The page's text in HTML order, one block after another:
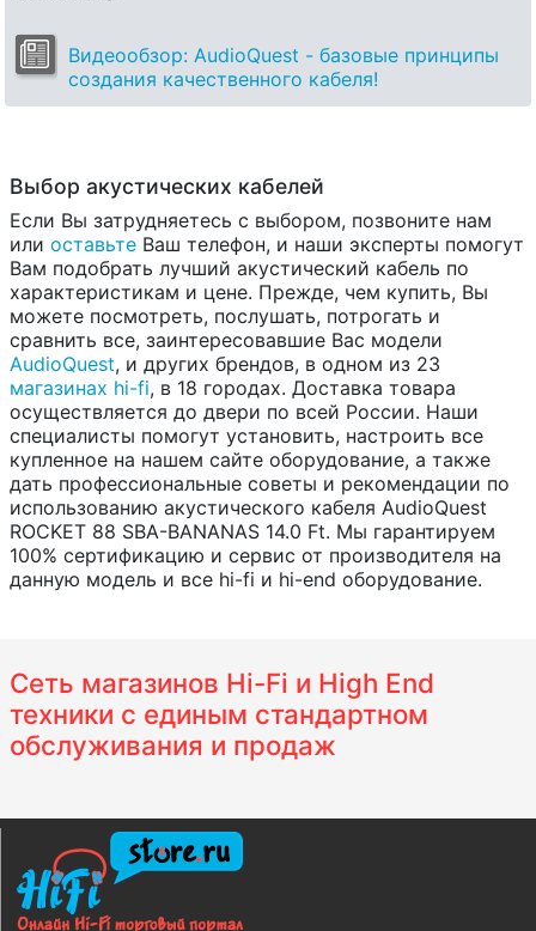
Видеообзор: AudioQuest - базовые принципы
создания качественного кабеля!
Выбор акустических кабелей
Если Вы затрудняетесь с выбором, позвоните нам
или оставьте Ваш телефон, и наши эксперты помогут
Вам подобрать лучший акустический кабель по
характеристикам и цене. Прежде, чем купить, Вы
можете посмотреть, послушать, потрогать и
сравнить все, заинтересовавшие Вас модели
AudioQuest, и других брендов, в одном из 23
магазинах hi-fi, в 18 городах. Доставка товара
осуществляется до двери по всей России. Наши
специалисты помогут установить, настроить все
купленное на нашем сайте оборудование, а также
дать профессиональные советы и рекомендации по
использованию акустического кабеля AudioQuest
ROCKET 88 SBA-BANANAS 14.0 Ft. Мы гарантируем
100% сертификацию и сервис от производителя на
данную модель и все hi-fi и hi-end оборудование.
Сеть магазинов Hi-Fi и High End
техники с единым стандартном
обслуживания и продаж